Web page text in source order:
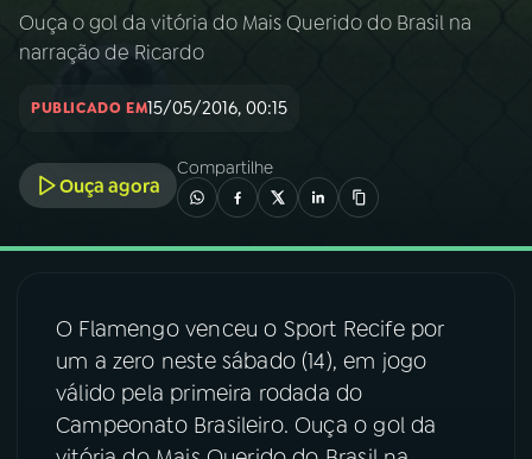
AO VIVO
INÍCIO
A RÁDIO
03PROGRAMAÇÃO
04PROGRAMAS
PODCASTS
Ouça o gol da vitória do Mais Querido do Brasil na
narração de Ricardo
PUBLICADO EM15/05/2016, 00:15
Ouça agora
Compartilhe
O Flamengo venceu o Sport Recife por
um a zero neste sábado (14), em jogo
válido pela primeira rodada do
Campeonato Brasileiro. Ouça o gol da